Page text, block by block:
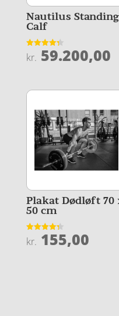
Nautilus Standing
Calf
Vurderet
4.3
kr. 59.200,00
Plakat Dødløft 70
50 cm
Vurderet
4.3
kr. 155,00